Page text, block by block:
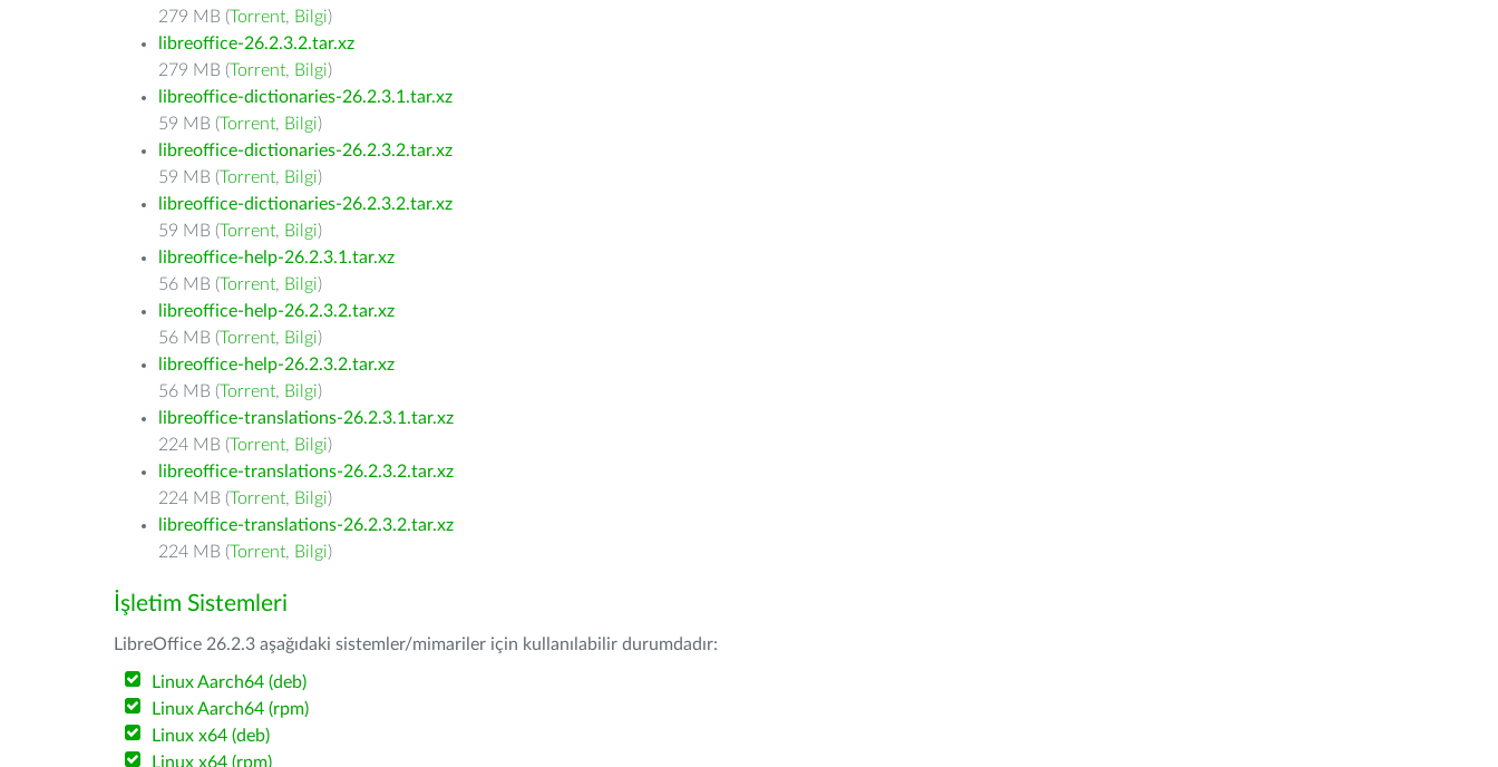
279 MB (Torrent, Bilgi)
libreoffice-26.2.3.2.tar.xz
279 MB (Torrent, Bilgi)
libreoffice-dictionaries-26.2.3.1.tar.xz
59 MB (Torrent, Bilgi)
libreoffice-dictionaries-26.2.3.2.tar.xz
59 MB (Torrent, Bilgi)
libreoffice-dictionaries-26.2.3.2.tar.xz
59 MB (Torrent, Bilgi)
libreoffice-help-26.2.3.1.tar.xz
56 MB (Torrent, Bilgi)
libreoffice-help-26.2.3.2.tar.xz
56 MB (Torrent, Bilgi)
libreoffice-help-26.2.3.2.tar.xz
56 MB (Torrent, Bilgi)
libreoffice-translations-26.2.3.1.tar.xz
224 MB (Torrent, Bilgi)
libreoffice-translations-26.2.3.2.tar.xz
224 MB (Torrent, Bilgi)
libreoffice-translations-26.2.3.2.tar.xz
224 MB (Torrent, Bilgi)
İşletim Sistemleri
LibreOffice 26.2.3 aşağıdaki sistemler/mimariler için kullanılabilir durumdadır:
Linux Aarch64 (deb)
Linux Aarch64 (rpm)
Linux x64 (deb)
Linux x64 (rpm)